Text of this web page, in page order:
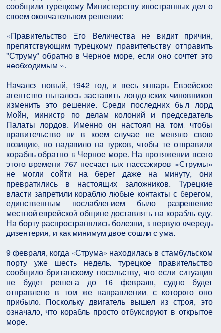
сообщили турецкому Министерству иностранных дел о
своем окончательном решении:
«Правительство Его Величества не видит причин,
препятствующим турецкому правительству отправить
"Струму" обратно в Черное море, если оно сочтет это
необходимым ».
Начался новый, 1942 год, и весь январь Еврейское
агентство пыталось заставить лондонских чиновников
изменить это решение. Среди последних был лорд
Мойн, министр по делам колоний и председатель
Палаты лордов. Именно он настоял на том, чтобы
правительство ни в коем случае не меняло свою
позицию, но надавило на турков, чтобы те отправили
корабль обратно в Черное море. На протяжении всего
этого времени 767 несчастных пассажиров «Струмы»
не могли сойти на берег даже на минуту, они
превратились в настоящих заложников. Турецкие
власти запретили кораблю любые контакты с берегом,
единственным послаблением было разрешение
местной еврейской общине доставлять на корабль еду.
На борту распространялись болезни, в первую очередь
дизентерия, и как минимум двое сошли с ума.
9 февраля, когда «Струма» находилась в стамбульском
порту уже шесть недель, турецкое правительство
сообщило британскому посольству, что если ситуация
не будет решена до 16 февраля, судно будет
отправлено в том же направлении, с которого оно
прибыло. Поскольку двигатель вышел из строя, это
означало, что корабль просто отбуксируют в открытое
море.